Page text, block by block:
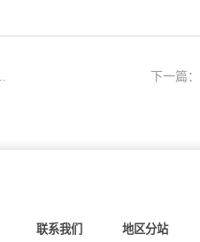
下一篇
联系我们 地区分站